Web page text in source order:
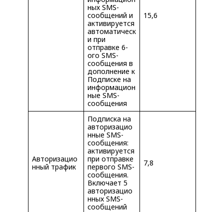
ных SMS-
сообщений и
активируется
автоматическ
и при
отправке 6-
ого SMS-
сообщения в
дополнение к
Подписке на
информацион
ные SMS-
сообщения
15,6
Авторизацио
нный трафик
Подписка на
авторизацио
нные SMS-
сообщения:
активируется
при отправке
первого SMS-
сообщения.
Включает 5
авторизацио
нных SMS-
сообщений
7,8